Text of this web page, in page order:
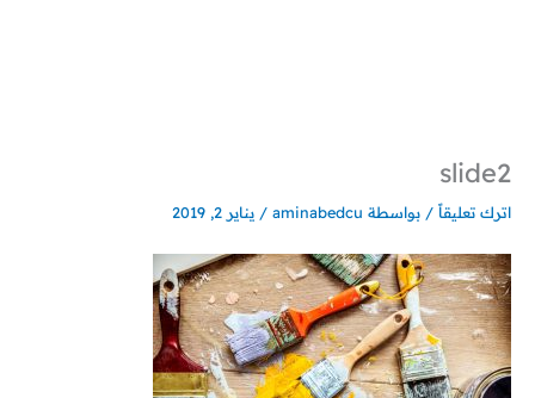
slide2
اترك تعليقاً / بواسطة aminabedcu
/ يناير 2, 2019